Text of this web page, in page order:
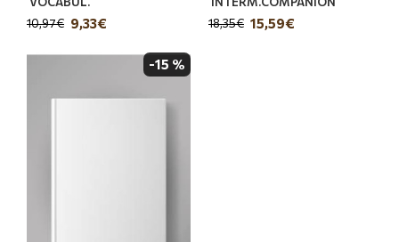
9,33€
10,97€ 15,59€
18,35€
-15 %